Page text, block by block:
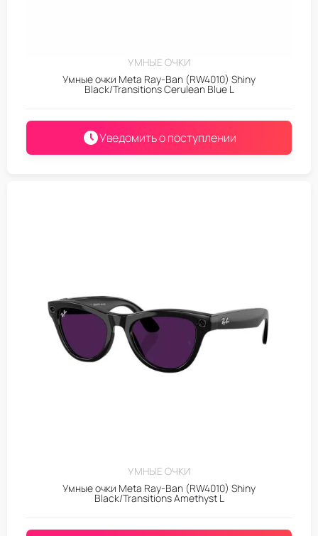
УМНЫЕ ОЧКИ
Умные очки Meta Ray-Ban (RW4010) Shiny
Black/Transitions Cerulean Blue L
Уведомить о поступлении
УМНЫЕ ОЧКИ
Умные очки Meta Ray-Ban (RW4010) Shiny
Black/Transitions Amethyst L